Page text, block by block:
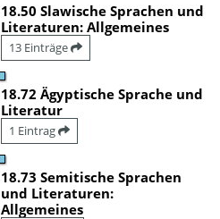
18.50 Slawische Sprachen und
Literaturen: Allgemeines
13 Einträge
18.72 Ägyptische Sprache und
Literatur
1 Eintrag
18.73 Semitische Sprachen
und Literaturen:
Allgemeines